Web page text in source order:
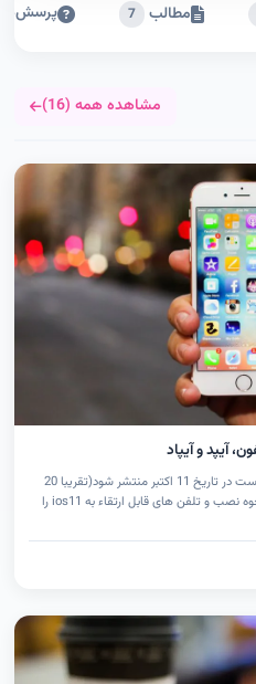
مطالب 7 پرسش‌ها
مشاهده همه (16)
امروز 19 سپتامبر است ، آی او اس 11 قرار است در تاریخ 11 اکتبر منتشر شود(تقریبا 20
روز دیگر).با پیشگام آی تی همراه شوید تا نحوه نصب و تلفن های قابل ارتقاء به ios11 را